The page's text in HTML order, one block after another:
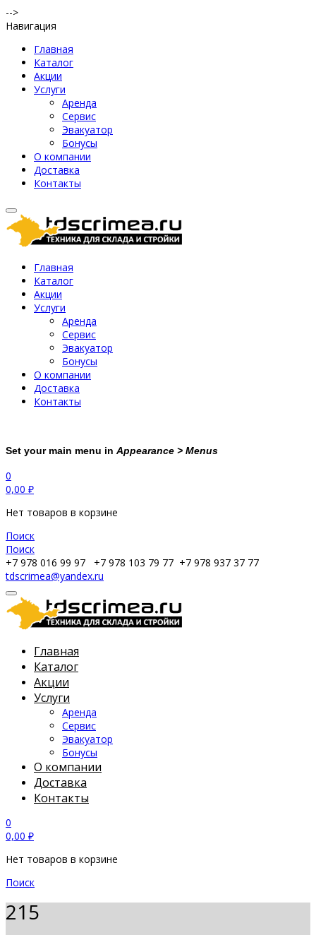
-->
Навигация
Главная
Каталог
Акции
Услуги
Аренда
Сервис
Эвакуатор
Бонусы
О компании
Доставка
Контакты
Главная
Каталог
Акции
Услуги
Аренда
Сервис
Эвакуатор
Бонусы
О компании
Доставка
Контакты
Set your main menu in Appearance > Menus
0
0,00 ₽
Нет товаров в корзине
Поиск
Поиск
+7 978 016 99 97
+7 978 103 79 77 +7 978 937 37 77
tdscrimea@yandex.ru
Главная
Каталог
Акции
Услуги
Аренда
Сервис
Эвакуатор
Бонусы
О компании
Доставка
Контакты
0
0,00 ₽
Нет товаров в корзине
Поиск
215